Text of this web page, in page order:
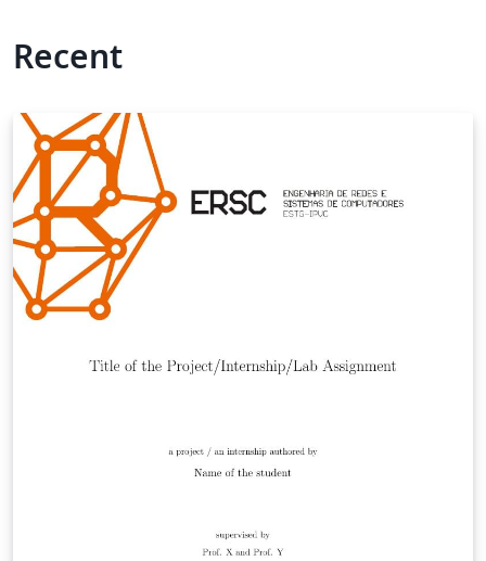
Recent